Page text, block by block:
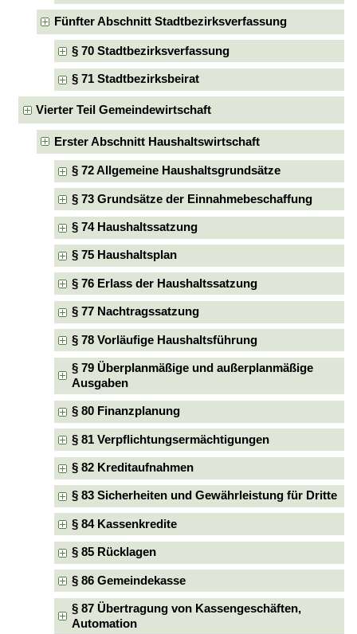
Fünfter Abschnitt Stadtbezirksverfassung
§ 70 Stadtbezirksverfassung
§ 71 Stadtbezirksbeirat
Vierter Teil Gemeindewirtschaft
Erster Abschnitt Haushaltswirtschaft
§ 72 Allgemeine Haushaltsgrundsätze
§ 73 Grundsätze der Einnahmebeschaffung
§ 74 Haushaltssatzung
§ 75 Haushaltsplan
§ 76 Erlass der Haushaltssatzung
§ 77 Nachtragssatzung
§ 78 Vorläufige Haushaltsführung
§ 79 Überplanmäßige und außerplanmäßige
Ausgaben
§ 80 Finanzplanung
§ 81 Verpflichtungsermächtigungen
§ 82 Kreditaufnahmen
§ 83 Sicherheiten und Gewährleistung für Dritte
§ 84 Kassenkredite
§ 85 Rücklagen
§ 86 Gemeindekasse
§ 87 Übertragung von Kassengeschäften,
Automation